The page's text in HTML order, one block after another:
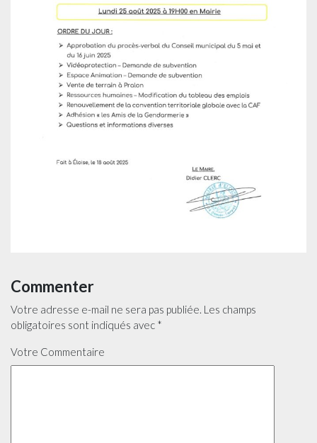
Commenter
Votre adresse e-mail ne sera pas publiée. Les champs
obligatoires sont indiqués avec *
Votre Commentaire